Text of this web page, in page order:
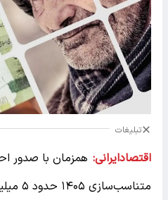
تبلیغات
اقتصادایرانی: همزمان با صدور